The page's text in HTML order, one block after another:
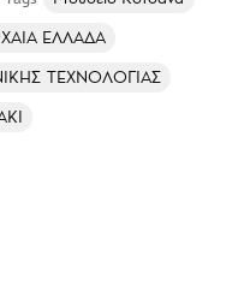
ΕΛΛΑΔΑ
ΤΕΧΝΟΛΟΓΙΑΣ